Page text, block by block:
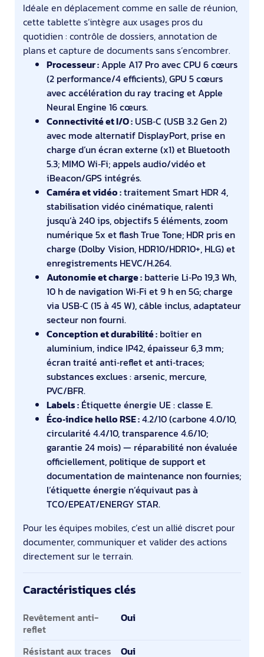
Idéale en déplacement comme en salle de réunion,
cette tablette s’intègre aux usages pros du
quotidien : contrôle de dossiers, annotation de
plans et capture de documents sans s’encombrer.
Processeur :Apple A17 Pro avec CPU 6 cœurs
(2 performance/4 efficients), GPU 5 cœurs
avec accélération du ray tracing et Apple
Neural Engine 16 cœurs.
Connectivité et I/O : USB‑C (USB 3.2 Gen 2)
avec mode alternatif DisplayPort, prise en
charge d’un écran externe (x1) et Bluetooth
5.3; MIMO Wi‑Fi; appels audio/vidéo et
iBeacon/GPS intégrés.
Caméra et vidéo :traitement Smart HDR 4,
stabilisation vidéo cinématique, ralenti
jusqu’à 240 ips, objectifs 5 éléments, zoom
numérique 5x et flash True Tone; HDR pris en
charge (Dolby Vision, HDR10/HDR10+, HLG) et
enregistrements HEVC/H.264.
Autonomie et charge : batterie Li‑Po 19,3 Wh,
10 h de navigation Wi‑Fi et 9 h en 5G; charge
via USB‑C (15 à 45 W), câble inclus, adaptateur
secteur non fourni.
Conception et durabilité : boîtier en
aluminium, indice IP42, épaisseur 6,3 mm;
écran traité anti‑reflet et anti‑traces;
substances exclues : arsenic, mercure,
PVC/BFR.
Labels : Étiquette énergie UE : classe E.
Éco‑indice hello RSE :4.2/10 (carbone 4.0/10,
circularité 4.4/10, transparence 4.6/10;
garantie 24 mois) — réparabilité non évaluée
officiellement, politique de support et
documentation de maintenance non fournies;
l’étiquette énergie n’équivaut pas à
TCO/EPEAT/ENERGY STAR.
Pour les équipes mobiles, c’est un allié discret pour
documenter, communiquer et valider des actions
directement sur le terrain.
Caractéristiques clés
Caractéristiques clés
Revêtement anti-
reflet
Oui
Résistant aux traces
Oui